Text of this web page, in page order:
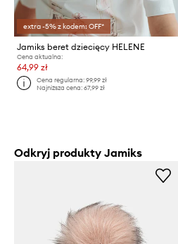
extra -5% z kodem: OFF*
Jamiks beret dziecięcy HELENE
Cena aktualna:
64,99 zł
Cena regularna:99,99 zł
Najniższa cena:67,99 zł
Odkryj produkty Jamiks